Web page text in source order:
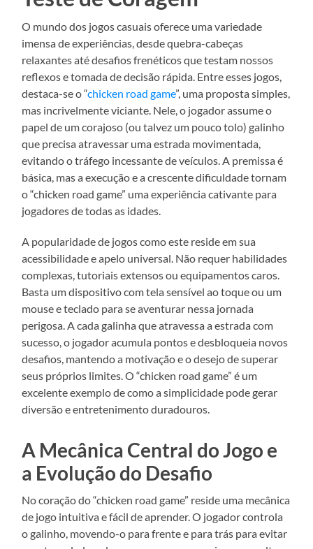
O mundo dos jogos casuais oferece uma variedade
imensa de experiências, desde quebra-cabeças
relaxantes até desafios frenéticos que testam nossos
reflexos e tomada de decisão rápida. Entre esses jogos,
destaca-se o “chicken road game”, uma proposta simples,
mas incrivelmente viciante. Nele, o jogador assume o
papel de um corajoso (ou talvez um pouco tolo) galinho
que precisa atravessar uma estrada movimentada,
evitando o tráfego incessante de veículos. A premissa é
básica, mas a execução e a crescente dificuldade tornam
o “chicken road game” uma experiência cativante para
jogadores de todas as idades.
A popularidade de jogos como este reside em sua
acessibilidade e apelo universal. Não requer habilidades
complexas, tutoriais extensos ou equipamentos caros.
Basta um dispositivo com tela sensível ao toque ou um
mouse e teclado para se aventurar nessa jornada
perigosa. A cada galinha que atravessa a estrada com
sucesso, o jogador acumula pontos e desbloqueia novos
desafios, mantendo a motivação e o desejo de superar
seus próprios limites. O “chicken road game” é um
excelente exemplo de como a simplicidade pode gerar
diversão e entretenimento duradouros.
A Mecânica Central do Jogo e
a Evolução do Desafio
No coração do “chicken road game” reside uma mecânica
de jogo intuitiva e fácil de aprender. O jogador controla
o galinho, movendo-o para frente e para trás para evitar